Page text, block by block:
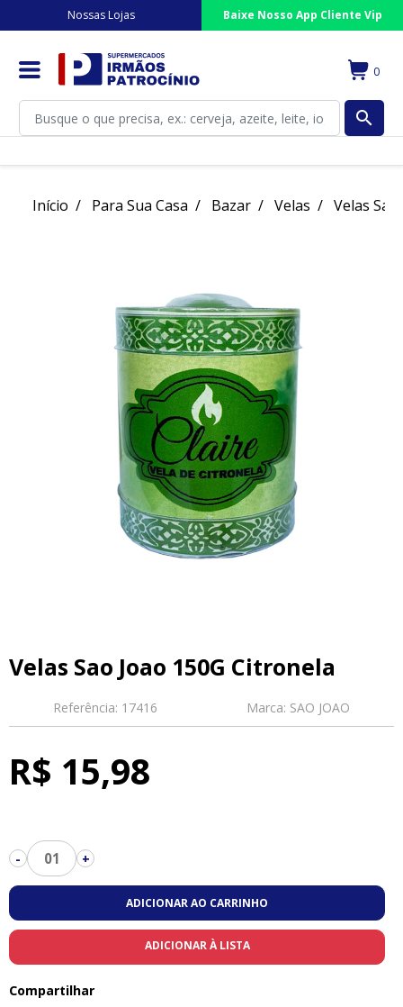
Nossas Lojas Baixe Nosso App Cliente Vip
0
search
Início Para Sua Casa Bazar Velas Velas
Velas Sao Joao 150G Citronela
Referência: 17416 Marca: SAO JOAO
R$ 15,98
- 01 +
ADICIONAR AO CARRINHO
ADICIONAR À LISTA
Compartilhar